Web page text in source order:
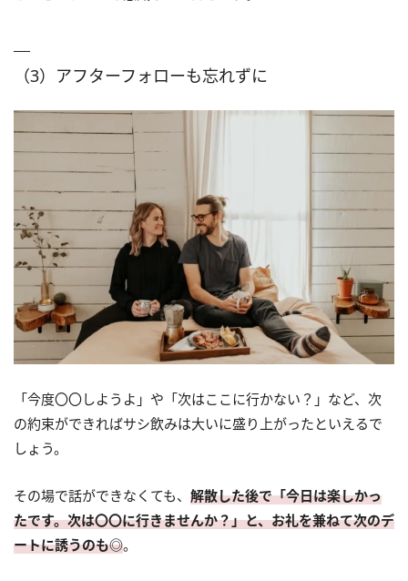
（3）アフターフォローも忘れずに
「今度〇〇しようよ」や「次はここに行かない？」など、次
の約束ができればサシ飲みは大いに盛り上がったといえるで
しょう。
その場で話ができなくても、 解散した後で「今日は楽しかっ
たです。次は〇〇に行きませんか？」と、お礼を兼ねて次のデ
ートに誘うのも◎。